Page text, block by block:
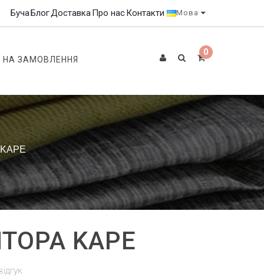
БучаБлогДоставкаПро насКонтакти Мова
НА ЗАМОВЛЕННЯ
0
KAPE